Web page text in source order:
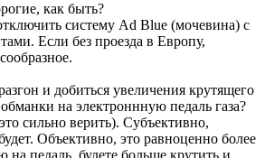
как быть?
систему Ad Blue (мочевина) с
Если без проезда в Европу,
и добиться увеличения крутящего
на электроннную педаль газа?
сильно верить). Субъективно,
Объективно, это равноценно более
педаль, будете больше крутить и